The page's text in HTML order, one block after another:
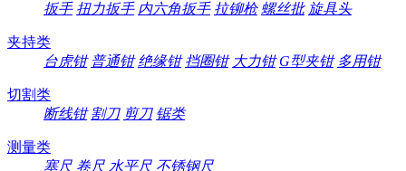
扳手 扭力扳手 内六角扳手 拉铆枪 螺丝批 旋具头
夹持类
台虎钳 普通钳 绝缘钳 挡圈钳 大力钳 G型夹钳 多用钳
切割类
断线钳 割刀 剪刀 锯类
测量类
塞尺 卷尺 水平尺 不锈钢尺